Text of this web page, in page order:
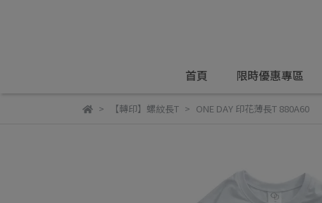
首頁 限時優惠專區
【轉印】螺紋長T ONE DAY 印花薄長T 880A60